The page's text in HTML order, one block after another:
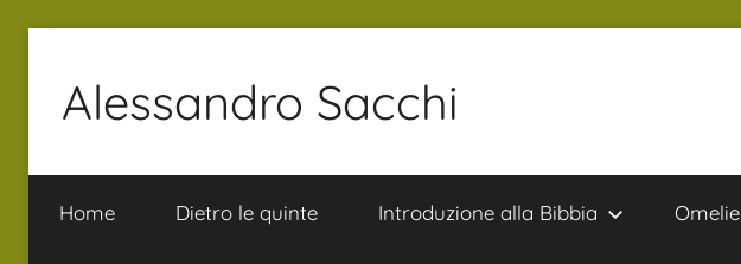
contenuto
Alessandro Sacchi
Interpretazione
Vita
Home Dietro le quinte Introduzione alla Bibbia Omelie